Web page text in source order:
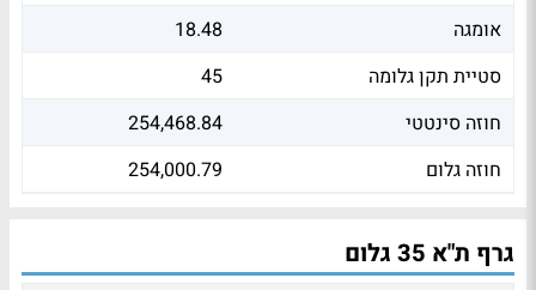
אומגה
18.48
סטיית תקן גלומה
45
חוזה סינטטי
254,468.84
חוזה גלום
254,000.79
גרף ת"א 35 גלום